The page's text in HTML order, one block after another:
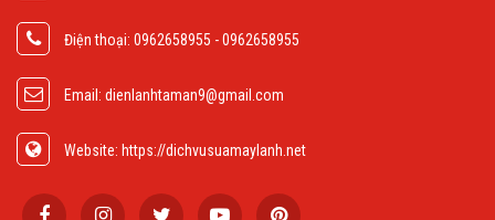
Điện thoại: 0962658955 - 0962658955
Email: dienlanhtaman9@gmail.com
Website: https://dichvusuamaylanh.net